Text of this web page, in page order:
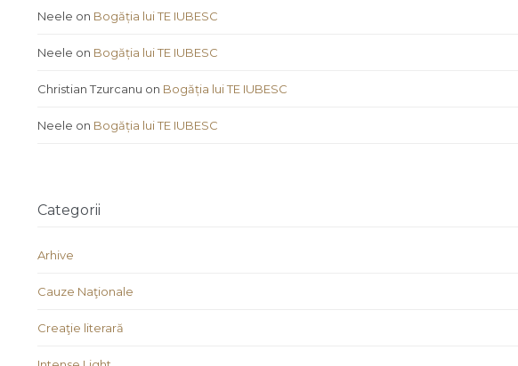
Neele on Bogăția lui TE IUBESC
Neele on Bogăția lui TE IUBESC
Christian Tzurcanu on Bogăția lui TE IUBESC
Neele on Bogăția lui TE IUBESC
Categorii
Arhive
Cauze Naţionale
Creaţie literară